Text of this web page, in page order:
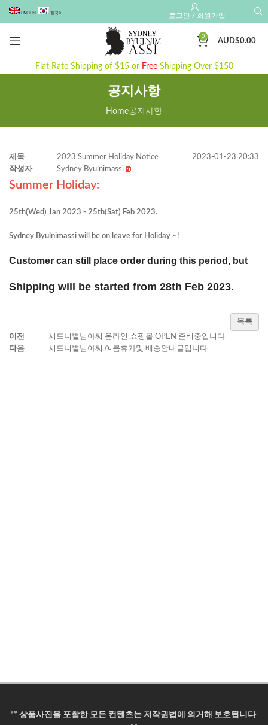
ENGLISH 한국어 로그인 / 회원가입
0
AUD$0.00
Flat Rate Shipping of $15 or Free Shipping Over $150
공지사항
Home공지사항
제목 2023 Summer Holiday Notice
2023-01-23 20:33
작성자
Sydney Byulnimassi
Summer Holiday:
25th(Wed) Jan 2023 - 25th(Sat) Feb 2023.
Sydney Byulnimassi will be on leave for Holiday ~!
Customer can still place order during this period, but
Shipping will be started from 28th Feb 2023.
목록
이전
시드니별님아씨 온라인 쇼핑몰 OPEN 준비중입니다
다음
시드니별님아씨 여름휴가및 배송안내글입니다
** 상품사진을 포함한 모든 컨텐츠는 저작권법에 의거해 보호됩니다